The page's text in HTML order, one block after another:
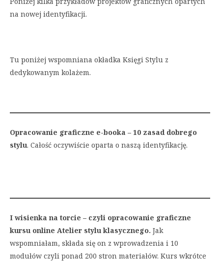
na nowej identyfikacji.
Tu poniżej wspomniana okładka Księgi Stylu z
dedykowanym kolażem.
Opracowanie graficzne e-booka – 10 zasad dobrego
stylu. Całość oczywiście oparta o naszą identyfikację.
I wisienka na torcie – czyli opracowanie graficzne
kursu online Atelier stylu klasycznego. Jak
wspomniałam, składa się on z wprowadzenia i 10
modułów czyli ponad 200 stron materiałów. Kurs wkrótce